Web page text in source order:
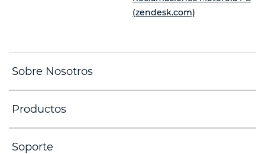
(zendesk.com)
Sobre Nosotros
Productos
Soporte